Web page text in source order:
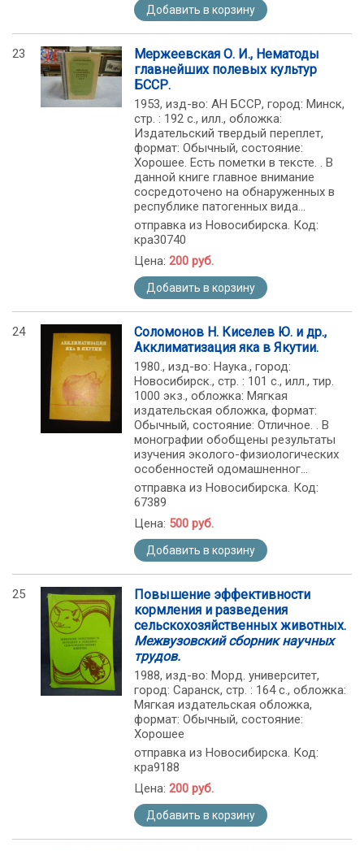
Добавить в корзину
23
Мержеевская О. И., Нематоды
главнейших полевых культур
БССР.
1953, изд-во: АН БССР, город: Минск,
стр. : 192 с., илл., обложка:
Издательский твердый переплет,
формат: Обычный, состояние:
Хорошее. Есть пометки в тексте. . В
данной книге главное внимание
сосредоточено на обнаруженных в
республике патогенных вида...
отправка из Новосибирска. Код:
кра30740
Цена: 200 руб.
Добавить в корзину
24
Соломонов Н. Киселев Ю. и др.,
Акклиматизация яка в Якутии.
1980., изд-во: Наука., город:
Новосибирск., стр. : 101 с., илл., тир.
1000 экз., обложка: Мягкая
издательская обложка, формат:
Обычный, состояние: Отличное. . В
монографии обобщены результаты
изучения эколого-физиологических
особенностей одомашненног...
отправка из Новосибирска. Код:
67389
Цена: 500 руб.
Добавить в корзину
25
Повышение эффективности
кормления и разведения
сельскохозяйственных животных.
Межвузовский сборник научных
трудов.
1988, изд-во: Морд. университет,
город: Саранск, стр. : 164 с., обложка:
Мягкая издательская обложка,
формат: Обычный, состояние:
Хорошее
отправка из Новосибирска. Код:
кра9188
Цена: 200 руб.
Добавить в корзину